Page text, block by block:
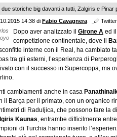
due storiche big davanti a tutti, Zalgiris e
14:38 di Fabio Cavagnera
Dopo aver analizzato il Girone A ed il
competizione continentale, dove il
interne con il Real, ha cambiato
tra gli esterni, l’esperienza di
con il successo in Supercoppa, ma
cambiamenti anche in casa
il Barça per il primato, con un organico
di Raduljica, che possono fare la
Kaunas, entrambe difficilmente
di Turchia hanno inserito